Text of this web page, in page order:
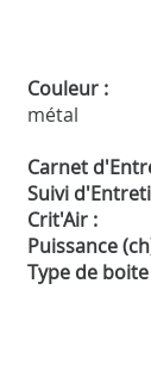
Couleur :
métal
Carnet
Suivi
Crit'Air :
Puissance
Type de